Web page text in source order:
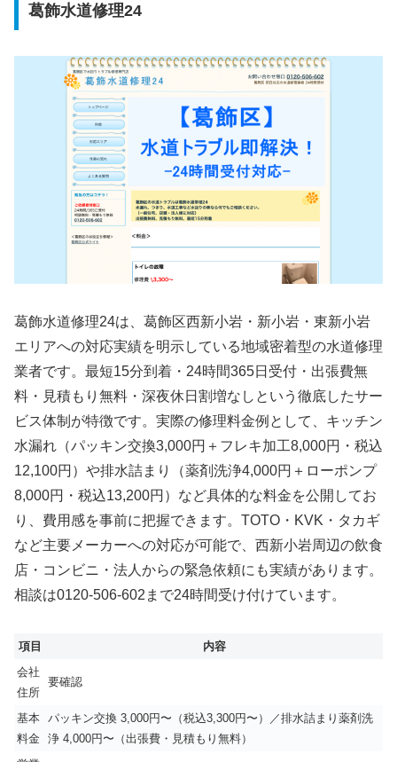
葛飾水道修理24
葛飾水道修理24は、葛飾区西新小岩・新小岩・東新小岩
エリアへの対応実績を明示している地域密着型の水道修理
業者です。最短15分到着・24時間365日受付・出張費無
料・見積もり無料・深夜休日割増なしという徹底したサー
ビス体制が特徴です。実際の修理料金例として、キッチン
水漏れ（パッキン交換3,000円＋フレキ加工8,000円・税込
12,100円）や排水詰まり（薬剤洗浄4,000円＋ローポンプ
8,000円・税込13,200円）など具体的な料金を公開してお
り、費用感を事前に把握できます。TOTO・KVK・タカギ
など主要メーカーへの対応が可能で、西新小岩周辺の飲食
店・コンビニ・法人からの緊急依頼にも実績があります。
相談は0120-506-602まで24時間受け付けています。
項目
内容
会社
住所
要確認
基本
料金
パッキン交換 3,000円〜（税込3,300円〜）／排水詰まり薬剤洗
浄 4,000円〜（出張費・見積もり無料）